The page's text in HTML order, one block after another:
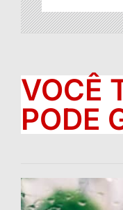
VOCÊ
PODE